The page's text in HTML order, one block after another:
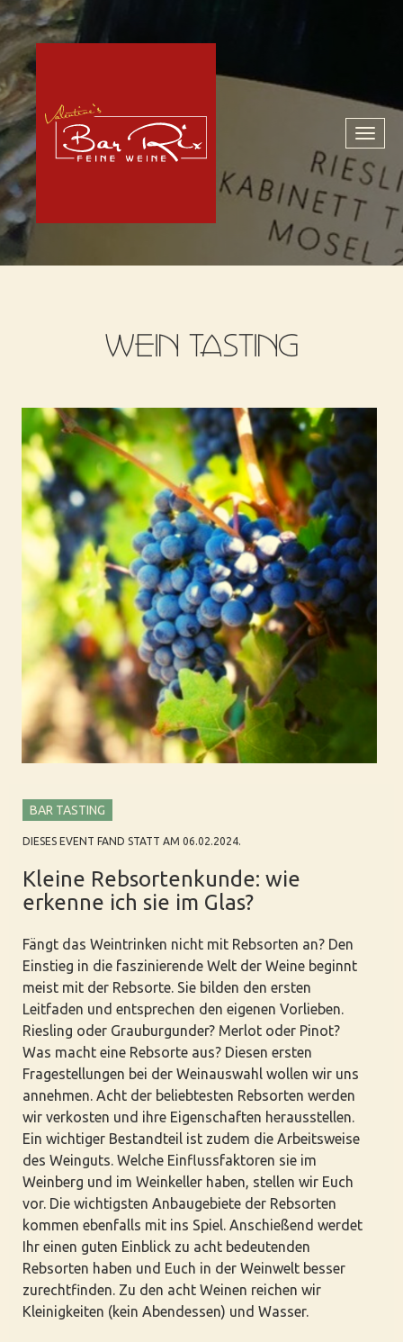
Toggle
WEIN TASTING
BAR TASTING
DIESES EVENT FAND STATT AM 06.02.2024.
Kleine Rebsortenkunde: wie
erkenne ich sie im Glas?
Fängt das Weintrinken nicht mit Rebsorten an? Den
Einstieg in die faszinierende Welt der Weine beginnt
meist mit der Rebsorte. Sie bilden den ersten
Leitfaden und entsprechen den eigenen Vorlieben.
Riesling oder Grauburgunder? Merlot oder Pinot?
Was macht eine Rebsorte aus? Diesen ersten
Fragestellungen bei der Weinauswahl wollen wir uns
annehmen. Acht der beliebtesten Rebsorten werden
wir verkosten und ihre Eigenschaften herausstellen.
Ein wichtiger Bestandteil ist zudem die Arbeitsweise
des Weinguts. Welche Einflussfaktoren sie im
Weinberg und im Weinkeller haben, stellen wir Euch
vor. Die wichtigsten Anbaugebiete der Rebsorten
kommen ebenfalls mit ins Spiel. Anschießend werdet
Ihr einen guten Einblick zu acht bedeutenden
Rebsorten haben und Euch in der Weinwelt besser
zurechtfinden. Zu den acht Weinen reichen wir
Kleinigkeiten (kein Abendessen) und Wasser.